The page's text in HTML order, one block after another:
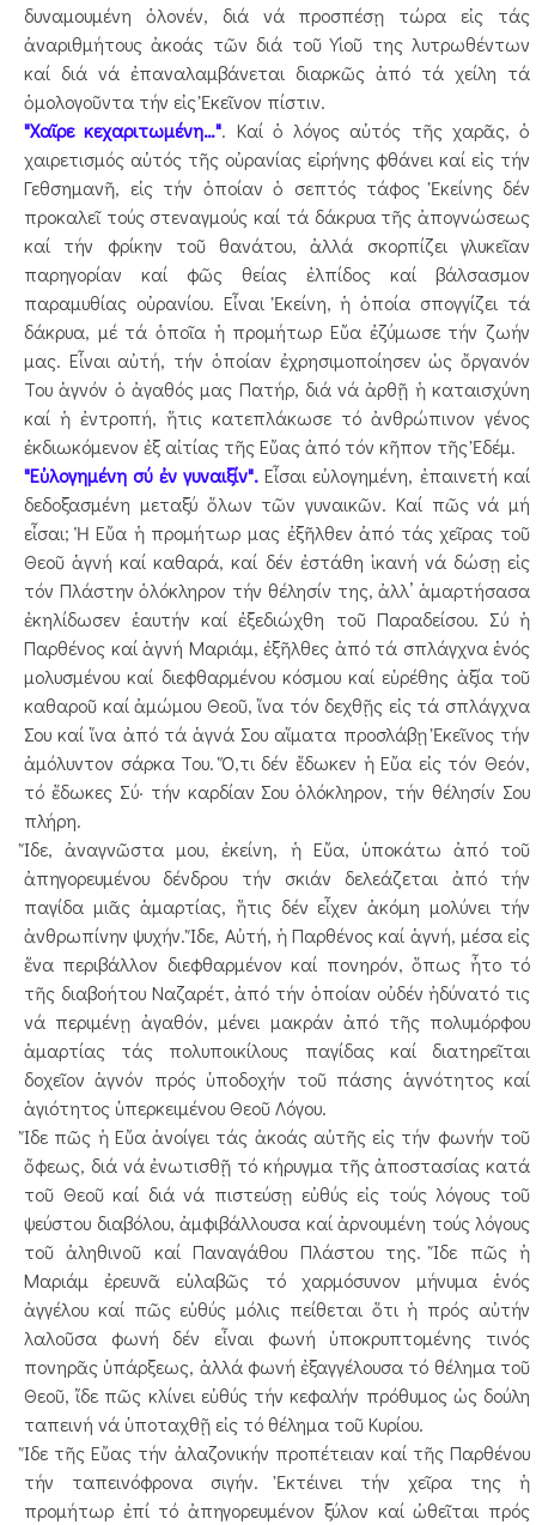
δυναμουμένη ὁλονέν, διά νά προσπέσῃ τώρα εἰς τάς
ἀναριθμήτους ἀκοάς τῶν διά τοῦ Υἱοῦ της λυτρωθέντων
καί διά νά ἐπαναλαμβάνεται διαρκῶς ἀπό τά χείλη τά
ὁμολογοῦντα τήν εἰς Ἐκεῖνον πίστιν.
"Χαῖρε κεχαριτωμένη…". Καί ὁ λόγος αὐτός τῆς χαρᾶς, ὁ
χαιρετισμός αὐτός τῆς οὐρανίας εἰρήνης φθάνει καί εἰς τήν
Γεθσημανῆ, εἰς τήν ὁποίαν ὁ σεπτός τάφος Ἐκείνης δέν
προκαλεῖ τούς στεναγμούς καί τά δάκρυα τῆς ἀπογνώσεως
καί τήν φρίκην τοῦ θανάτου, ἀλλά σκορπίζει γλυκεῖαν
παρηγορίαν καί φῶς θείας ἐλπίδος καί βάλσασμον
παραμυθίας οὐρανίου. Εἶναι Ἐκείνη, ἡ ὁποία σπογγίζει τά
δάκρυα, μέ τά ὁποῖα ἡ προμήτωρ Εὔα ἐζύμωσε τήν ζωήν
μας. Εἶναι αὐτή, τήν ὁποίαν ἐχρησιμοποίησεν ὡς ὄργανόν
Του ἁγνόν ὁ ἀγαθός μας Πατήρ, διά νά ἀρθῇ ἡ καταισχύνη
καί ἡ ἐντροπή, ἥτις κατεπλάκωσε τό ἀνθρώπινον γένος
ἐκδιωκόμενον ἐξ αἰτίας τῆς Εὔας ἀπό τόν κῆπον τῆς Ἐδέμ.
"Εὐλογημένη σύ ἐν γυναιξίν".Εἶσαι εὐλογημένη, ἐπαινετή καί
δεδοξασμένη μεταξύ ὅλων τῶν γυναικῶν. Καί πῶς νά μή
εἶσαι; Ἡ Εὔα ἡ προμήτωρ μας ἐξῆλθεν ἀπό τάς χεῖρας τοῦ
Θεοῦ ἁγνή καί καθαρά, καί δέν ἐστάθη ἱκανή νά δώσῃ εἰς
τόν Πλάστην ὁλόκληρον τήν θέλησίν της, ἀλλ’ ἁμαρτήσασα
ἐκηλίδωσεν ἑαυτήν καί ἐξεδιώχθη τοῦ Παραδείσου. Σύ ἡ
Παρθένος καί ἁγνή Μαριάμ, ἐξῆλθες ἀπό τά σπλάγχνα ἑνός
μολυσμένου καί διεφθαρμένου κόσμου καί εὑρέθης ἀξία τοῦ
καθαροῦ καί ἀμώμου Θεοῦ, ἵνα τόν δεχθῇς εἰς τά σπλάγχνα
Σου καί ἵνα ἀπό τά ἁγνά Σου αἵματα προσλάβῃ Ἐκεῖνος τήν
ἀμόλυντον σάρκα Του. Ὅ,τι δέν ἔδωκεν ἡ Εὔα εἰς τόν Θεόν,
τό ἔδωκες Σύ· τήν καρδίαν Σου ὁλόκληρον, τήν θέλησίν Σου
πλήρη.
Ἴδε, ἀναγνῶστα μου, ἐκείνη, ἡ Εὔα, ὑποκάτω ἀπό τοῦ
ἀπηγορευμένου δένδρου τήν σκιάν δελεάζεται ἀπό τήν
παγίδα μιᾶς ἁμαρτίας, ἥτις δέν εἶχεν ἀκόμη μολύνει τήν
ἀνθρωπίνην ψυχήν. Ἴδε, Αὐτή, ἡ Παρθένος καί ἁγνή, μέσα εἰς
ἕνα περιβάλλον διεφθαρμένον καί πονηρόν, ὅπως ἦτο τό
τῆς διαβοήτου Ναζαρέτ, ἀπό τήν ὁποίαν οὐδέν ἠδύνατό τις
νά περιμένῃ ἀγαθόν, μένει μακράν ἀπό τῆς πολυμόρφου
ἁμαρτίας τάς πολυποικίλους παγίδας καί διατηρεῖται
δοχεῖον ἁγνόν πρός ὑποδοχήν τοῦ πάσης ἁγνότητος καί
ἁγιότητος ὑπερκειμένου Θεοῦ Λόγου.
Ἴδε πῶς ἡ Εὔα ἀνοίγει τάς ἀκοάς αὐτῆς εἰς τήν φωνήν τοῦ
ὄφεως, διά νά ἐνωτισθῇ τό κήρυγμα τῆς ἀποστασίας κατά
τοῦ Θεοῦ καί διά νά πιστεύσῃ εὐθύς εἰς τούς λόγους τοῦ
ψεύστου διαβόλου, ἀμφιβάλλουσα καί ἀρνουμένη τούς λόγους
τοῦ ἀληθινοῦ καί Παναγάθου Πλάστου της. Ἴδε πῶς ἡ
Μαριάμ ἐρευνᾶ εὐλαβῶς τό χαρμόσυνον μήνυμα ἑνός
ἀγγέλου καί πῶς εὐθύς μόλις πείθεται ὅτι ἡ πρός αὐτήν
λαλοῦσα φωνή δέν εἶναι φωνή ὑποκρυπτομένης τινός
πονηρᾶς ὑπάρξεως, ἀλλά φωνή ἐξαγγέλουσα τό θέλημα τοῦ
Θεοῦ, ἴδε πῶς κλίνει εὐθύς τήν κεφαλήν πρόθυμος ὡς δούλη
ταπεινή νά ὑποταχθῇ εἰς τό θέλημα τοῦ Κυρίου.
Ἴδε τῆς Εὔας τήν ἀλαζονικήν προπέτειαν καί τῆς Παρθένου
τήν ταπεινόφρονα σιγήν. Ἐκτέινει τήν χεῖρα της ἡ
προμήτωρ ἐπί τό ἀπηγορευμένον ξύλον καί ὠθεῖται πρός